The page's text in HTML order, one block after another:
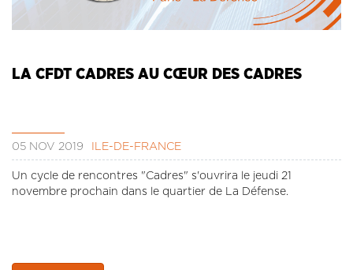
LA CFDT CADRES AU CŒUR DES CADRES
05 NOV 2019 ÎLE-DE-FRANCE
Un cycle de rencontres "Cadres" s'ouvrira le jeudi 21
novembre prochain dans le quartier de La Défense.